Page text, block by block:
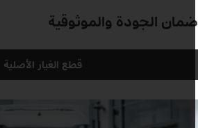
الجودة والموثوقية
قطع الغيار الأصلية